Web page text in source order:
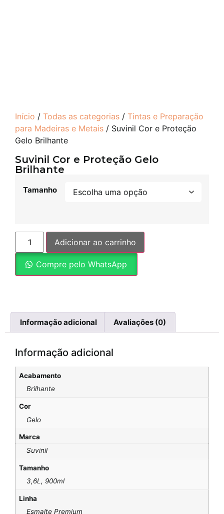
Início / Todas as categorias / Tintas e Preparação
para Madeiras e Metais / Suvinil Cor e Proteção
Gelo Brilhante
Suvinil Cor e Proteção Gelo
Brilhante
Tamanho
Adicionar ao carrinho
Compre pelo WhatsApp
Informação adicional Avaliações (0)
Informação adicional
Acabamento
Brilhante
Cor
Gelo
Marca
Suvinil
Tamanho
3,6L, 900ml
Linha
Esmalte Premium